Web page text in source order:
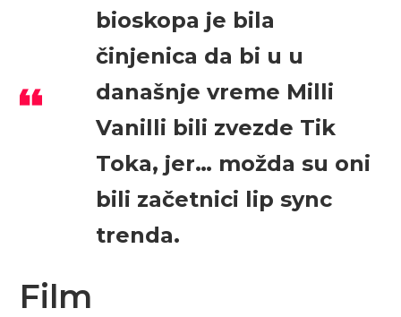
bioskopa je bila
činjenica da bi u u
današnje vreme Milli
Vanilli bili zvezde Tik
Toka, jer… možda su oni
bili začetnici lip sync
trenda.
Film